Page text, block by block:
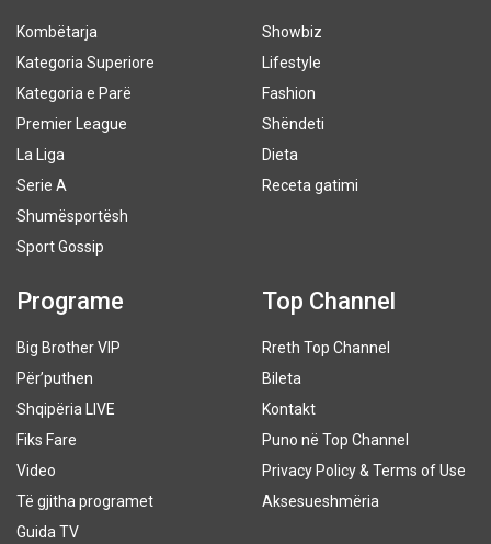
Kombëtarja
Kategoria Superiore
Kategoria e Parë
Premier League
La Liga
Serie A
Shumësportësh
Sport Gossip
Showbiz
Lifestyle
Fashion
Shëndeti
Dieta
Receta gatimi
Programe
Big Brother VIP
Për’puthen
Shqipëria LIVE
Fiks Fare
Video
Të gjitha programet
Guida TV
Top Channel
Rreth Top Channel
Bileta
Kontakt
Puno në Top Channel
Privacy Policy & Terms of Use
Aksesueshmëria